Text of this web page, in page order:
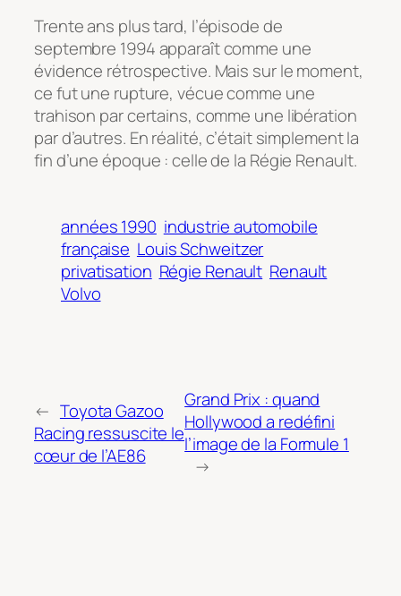
Trente ans plus tard, l’épisode de
septembre 1994 apparaît comme une
évidence rétrospective. Mais sur le moment,
ce fut une rupture, vécue comme une
trahison par certains, comme une libération
par d’autres. En réalité, c’était simplement la
fin d’une époque : celle de la Régie Renault.
années 1990 industrie automobile
française Louis Schweitzer
privatisation Régie Renault Renault
Volvo
← Toyota Gazoo
Racing ressuscite le
cœur de l’AE86
Grand Prix : quand
Hollywood a redéfini
l’image de la Formule 1
→